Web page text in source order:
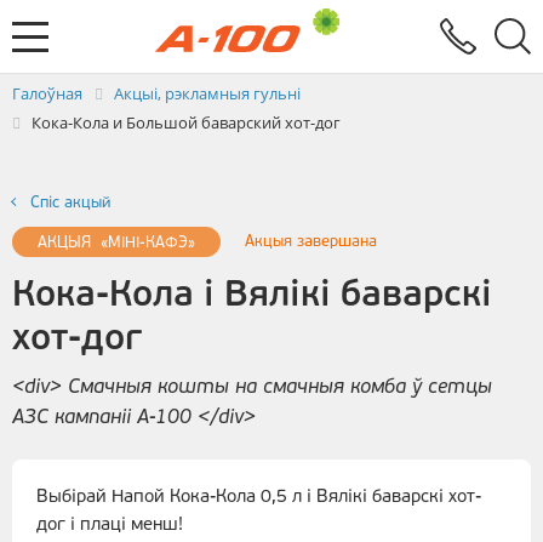
Зваротная сувязь
Паслугi
Заяўка на выстаўленне ЭРФ
Галоўная
Акцыі, рэкламныя гульні
Кока-Кола и Большой баварский хот-дог
Спiс акцый
АКЦЫЯ «МІНІ-КАФЭ» Акцыя завершана
Кока-Кола і Вялікі баварскі
хот-дог
<div> Смачныя кошты на смачныя комба ў сетцы
АЗС кампаніі А-100 </div>
Выбірай Напой Кока-Кола 0,5 л і Вялікі баварскі хот-
дог і плаці менш!